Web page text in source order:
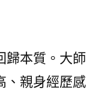
歸本質。大師
、親身經歷感